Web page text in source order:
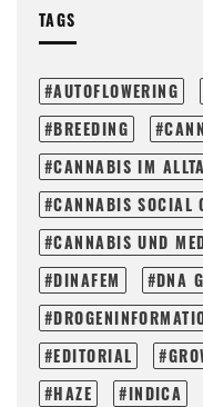
TAGS
AUTOFLOWERING
BREEDING
CANNABIS IM
CANNABIS SOCIAL
CANNABIS UND
DINAFEM
DNA
EDITORIAL
HAZE
INDICA